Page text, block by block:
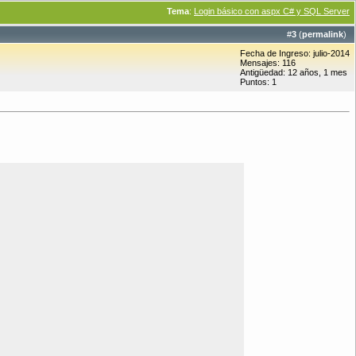
Tema: Login básico con aspx C# y SQL Server
#3 (permalink)
Fecha de Ingreso: julio-2014
Mensajes: 116
Antigüedad: 12 años, 1 mes
Puntos: 1